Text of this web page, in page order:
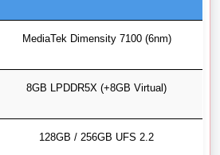
MediaTek Dimensity 7100 (6nm)
8GB LPDDR5X (+8GB Virtual)
128GB / 256GB UFS 2.2